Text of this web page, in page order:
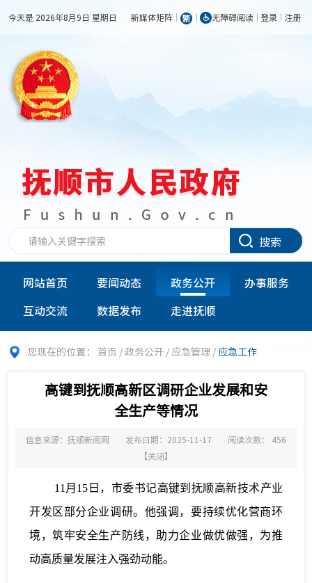
今天是 2026年8月9日 星期日 新媒体矩阵 无障碍阅读 登录 注册
搜索
网站首页 要闻动态 政务公开
办事服务
互动交流
数据发布 走进抚顺
您现在的位置： 首页 /政务公开 / 应急管理 / 应急工作
高键到抚顺高新区调研企业发展和安
全生产等情况
信息来源：抚顺新闻网 发布日期：2025-11-17 阅读次数： 456
【关闭】
11月15日，市委书记高键到抚顺高新技术产业
开发区部分企业调研。他强调，要持续优化营商环
境，筑牢安全生产防线，助力企业做优做强，为推
动高质量发展注入强劲动能。